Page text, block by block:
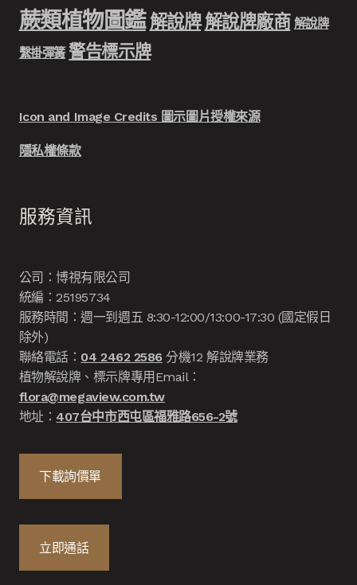
蕨類植物圖鑑解說牌解說牌廠商 解說牌
繫掛彈簧 警告標示牌
Icon and Image Credits 圖示圖片授權來源
隱私權條款
服務資訊
公司：博視有限公司
統編：25195734
服務時間：週一到週五 8:30-12:00/13:00-17:30 (國定假日
除外)
聯絡電話： 04 2462 2586分機12 解說牌業務
植物解說牌、標示牌專用Email：
flora@megaview.com.tw
地址： 407台中市西屯區福雅路656-2號
下載詢價單
立即通話